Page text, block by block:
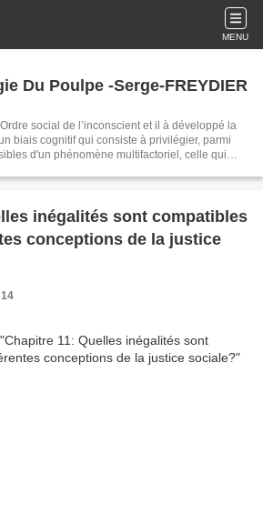
MENU
Du Poulpe -Serge-FREYDIER
social de l’inconscient et il à développé la
biais cognitif qui consiste à privilégier, parmi
d'un phénomène multifactoriel, celle qui
causes.
inégalités sont compatibles
conceptions de la justice